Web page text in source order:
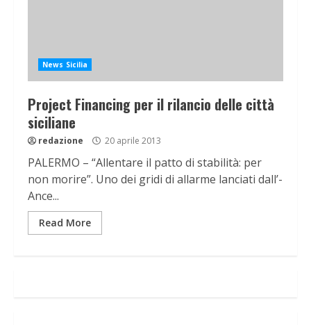
News Sicilia
Project Financing per il rilancio delle città
siciliane
redazione 20 aprile 2013
PALERMO – “Allentare il patto di stabilità: per
non morire”. Uno dei gridi di allarme lanciati dall’-
Ance...
Read More